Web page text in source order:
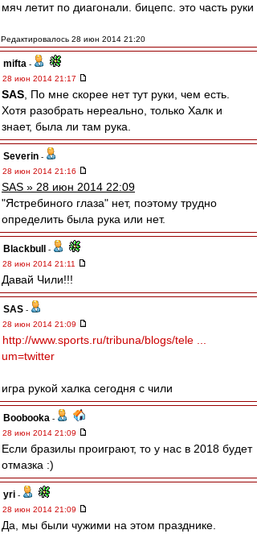
мяч летит по диагонали. бицепс. это часть руки
Редактировалось 28 июн 2014 21:20
mifta -
28 июн 2014 21:17
SAS , По мне скорее нет тут руки, чем есть.
Хотя разобрать нереально, только Халк и
знает, была ли там рука.
Severin -
28 июн 2014 21:16
SAS » 28 июн 2014 22:09
"Ястребиного глаза" нет, поэтому трудно
определить была рука или нет.
Blackbull
-
28 июн 2014 21:11
Давай Чили!!!
SAS -
28 июн 2014 21:09
http://www.sports.ru/tribuna/blogs/tele ...
um=twitter
игра рукой халка сегодня с чили
Boobooka -
28 июн 2014 21:09
Если бразилы проиграют, то у нас в 2018 будет
отмазка :)
yri -
28 июн 2014 21:09
Да, мы были чужими на этом празднике.